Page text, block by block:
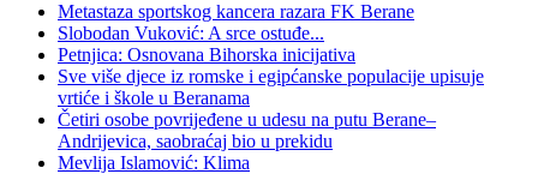
Metastaza sportskog kancera razara FK Berane
Slobodan Vuković: A srce ostuđe...
Petnjica: Osnovana Bihorska inicijativa
Sve više djece iz romske i egipćanske populacije upisuje
vrtiće i škole u Beranama
Četiri osobe povrijeđene u udesu na putu Berane–
Andrijevica, saobraćaj bio u prekidu
Mevlija Islamović: Klima